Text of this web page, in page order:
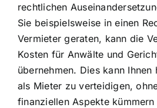
rechtlichen
Sie beispielsweise in einen
Vermieter geraten, kann die
Kosten für Anwälte und
übernehmen. Dies kann Ihnen
als Mieter zu verteidigen,
finanziellen Aspekte kümmern